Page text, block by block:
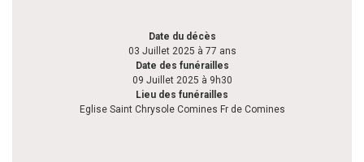
Date du décès
03 Juillet 2025 à 77 ans
Date des funérailles
09 Juillet 2025 à 9h30
Lieu des funérailles
Eglise Saint Chrysole Comines Fr de Comines